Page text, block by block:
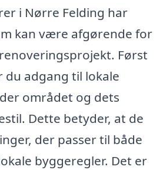
i Nørre Felding har
kan være afgørende for
Først
du adgang til lokale
området og dets
Dette betyder, at de
der passer til både
byggeregler. Det er